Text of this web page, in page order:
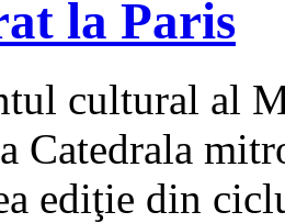
la Paris
cultural al
Catedrala
ediţie din